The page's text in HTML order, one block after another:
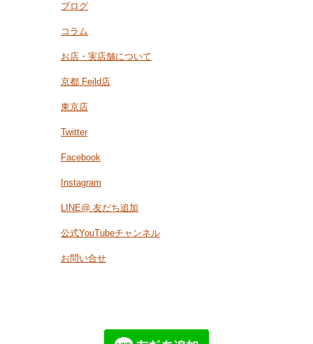
ブログ
コラム
お店・実店舗について
京都 Feild店
東京店
Twitter
Facebook
Instagram
LINE@ 友だち追加
公式YouTubeチャンネル
お問い合せ